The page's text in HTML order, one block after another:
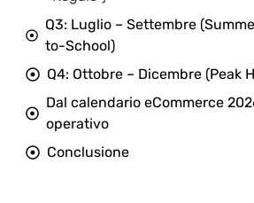
Q3: Luglio – Settembre
to-School)
Q4: Ottobre – Dicembre (Peak
Dal calendario eCommerce
operativo
Conclusione